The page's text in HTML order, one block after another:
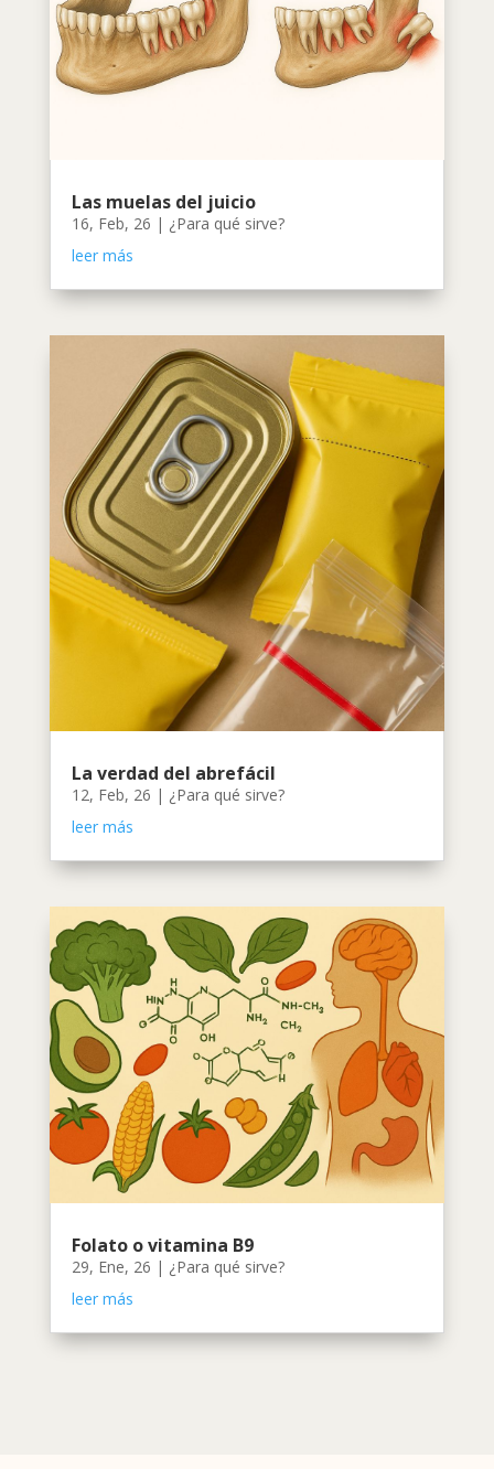
Las muelas del juicio
16, Feb, 26 | ¿Para qué sirve?
leer más
La verdad del abrefácil
12, Feb, 26 | ¿Para qué sirve?
leer más
Folato o vitamina B9
29, Ene, 26 | ¿Para qué sirve?
leer más